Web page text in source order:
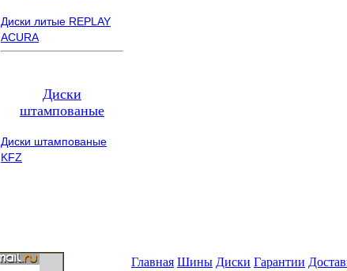
Диски литые REPLAY
ACURA
Диски
штампованые
Диски штампованые
KFZ
Главная Шины Диски Гарантии